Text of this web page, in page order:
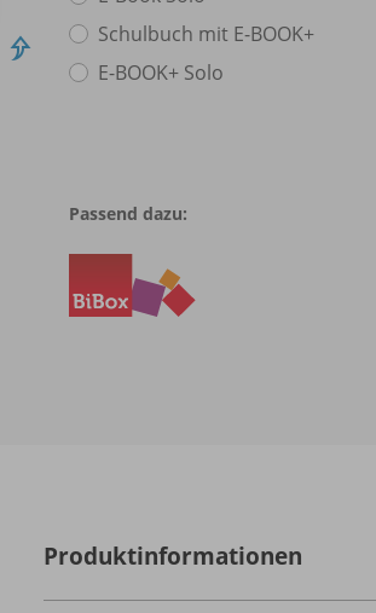
Schulbuch mit E-BOOK+
E-BOOK+ Solo
Passend dazu:
Produktinformationen